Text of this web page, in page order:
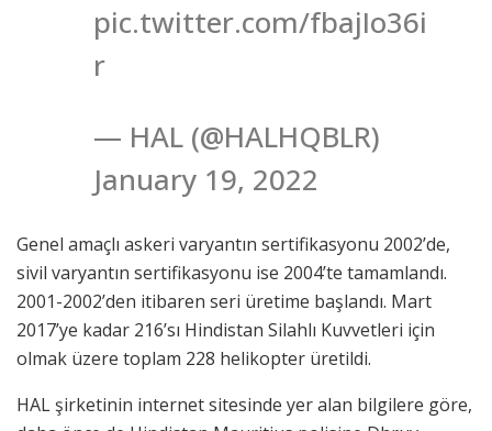
pic.twitter.com/fbajIo36i
r
— HAL (@HALHQBLR)
January 19, 2022
Genel amaçlı askeri varyantın sertifikasyonu 2002’de,
sivil varyantın sertifikasyonu ise 2004’te tamamlandı.
2001-2002’den itibaren seri üretime başlandı. Mart
2017’ye kadar 216’sı Hindistan Silahlı Kuvvetleri için
olmak üzere toplam 228 helikopter üretildi.
HAL şirketinin internet sitesinde yer alan bilgilere göre,